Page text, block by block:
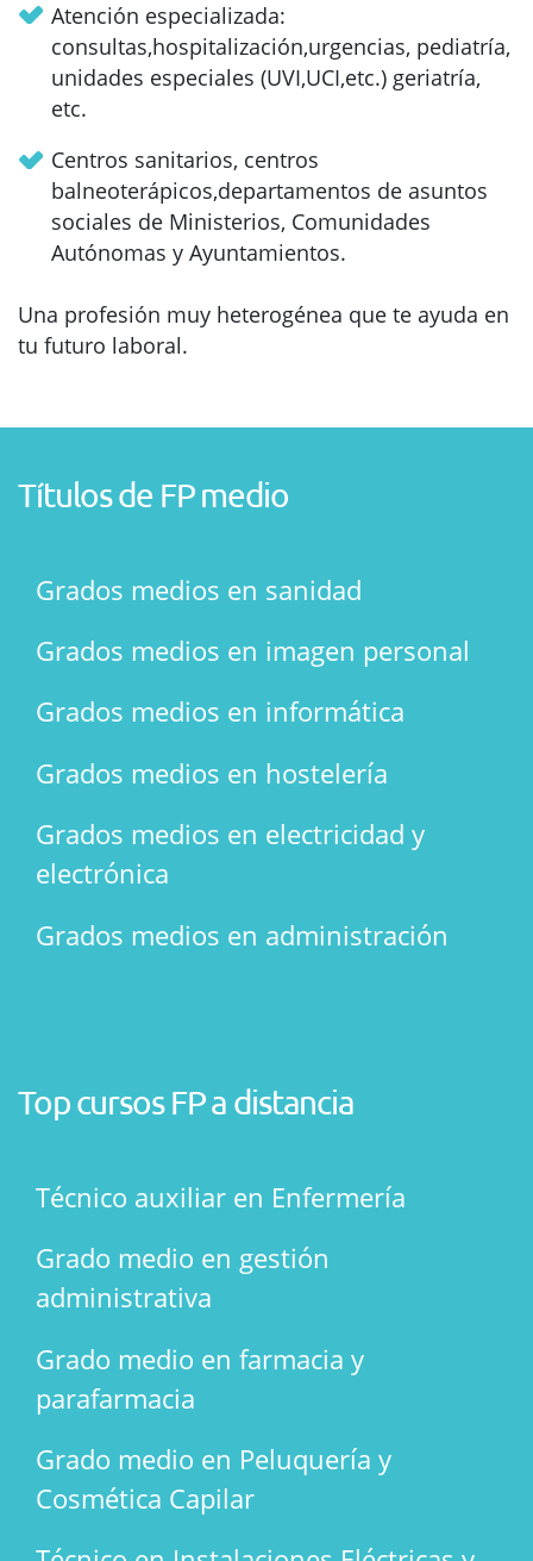
Atención especializada:
consultas,hospitalización,urgencias, pediatría,
unidades especiales (UVI,UCI,etc.) geriatría,
etc.
Centros sanitarios, centros
balneoterápicos,departamentos de asuntos
sociales de Ministerios, Comunidades
Autónomas y Ayuntamientos.
Una profesión muy heterogénea que te ayuda en
tu futuro laboral.
Títulos de FP medio
Grados medios en sanidad
Grados medios en imagen personal
Grados medios en informática
Grados medios en hostelería
Grados medios en electricidad y
electrónica
Grados medios en administración
Top cursos FP a distancia
Técnico auxiliar en Enfermería
Grado medio en gestión
administrativa
Grado medio en farmacia y
parafarmacia
Grado medio en Peluquería y
Cosmética Capilar